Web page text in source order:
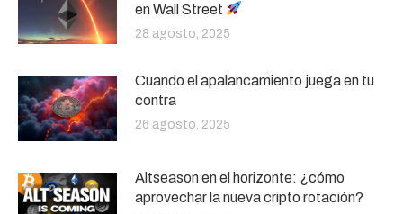
en Wall Street
28 agosto, 2025
Cuando el apalancamiento juega en tu
contra
26 agosto, 2025
Altseason en el horizonte: ¿cómo
aprovechar la nueva cripto rotación?